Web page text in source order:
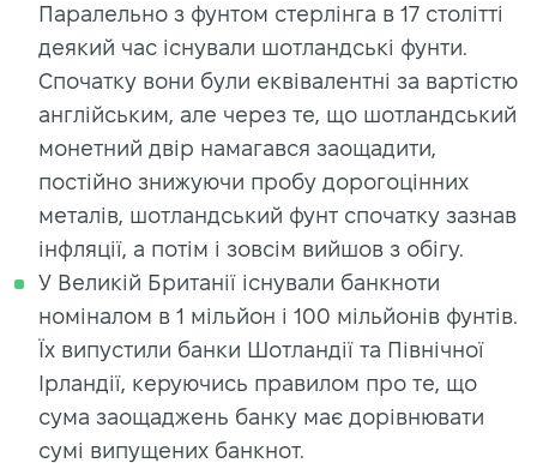
Паралельно з фунтом стерлінга в 17 столітті
деякий час існували шотландські фунти.
Спочатку вони були еквівалентні за вартістю
англійським, але через те, що шотландський
монетний двір намагався заощадити,
постійно знижуючи пробу дорогоцінних
металів, шотландський фунт спочатку зазнав
інфляції, а потім і зовсім вийшов з обігу.
У Великій Британії існували банкноти
номіналом в 1 мільйон і 100 мільйонів фунтів.
Їх випустили банки Шотландії та Північної
Ірландії, керуючись правилом про те, що
сума заощаджень банку має дорівнювати
сумі випущених банкнот.